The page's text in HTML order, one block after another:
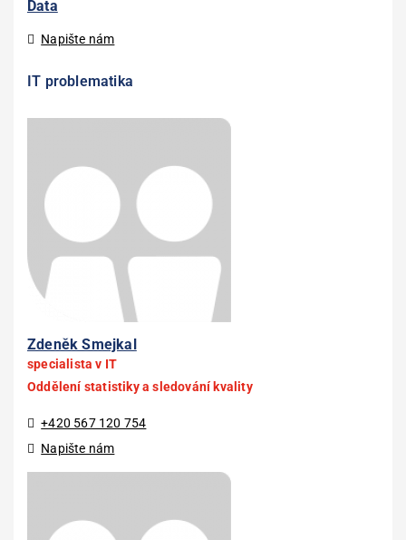
Data
Napište nám
IT problematika
Zdeněk Smejkal
specialista v IT
Oddělení statistiky a sledování kvality
+420 567 120 754
Napište nám